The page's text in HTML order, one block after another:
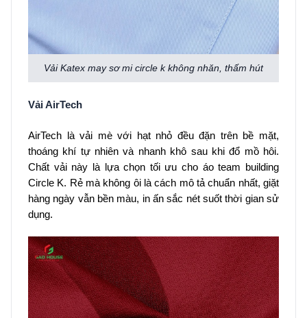
Vải Katex may sơ mi circle k không nhăn, thấm hút
Vải AirTech
AirTech là vải mè với hạt nhỏ đều đặn trên bề mặt,
thoáng khí tự nhiên và nhanh khô sau khi đổ mồ hôi.
Chất vải này là lựa chọn tối ưu cho áo team building
Circle K. Rẻ mà không ôi là cách mô tả chuẩn nhất, giặt
hàng ngày vẫn bền màu, in ấn sắc nét suốt thời gian sử
dụng.